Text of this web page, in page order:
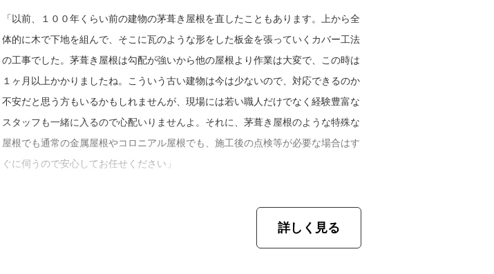
付き屋根材の２パターンで見積りを作成。お客さまが選んだのは後者でした。
「提案の前に、いつも必ずお客さまとしっかりお話します。気になっていることや
心配なこと、どんな屋根にしたいかなど、細かいヒアリングが大事ですね。石粒付
きの屋根材は耐久性もあり、天然の石なので光や熱を反射する力が強く、一般的な
ガルバリウム鋼板よりも熱くなりにくいんです。材料の特徴やメリット・デメリッ
トも必ず丁寧に説明しています」
化が進み、その結果雨漏りの原因になる場合もあるので、剥がれやすくなる築１５
「以前、１００年くらい前の建物の茅葺き屋根を直したこともあります。上から全
体的に木で下地を組んで、そこに瓦のような形をした板金を張っていくカバー工法
の工事でした。茅葺き屋根は勾配が強いから他の屋根より作業は大変で、この時は
１ヶ月以上かかりましたね。こういう古い建物は今は少ないので、対応できるのか
不安だと思う方もいるかもしれませんが、現場には若い職人だけでなく経験豊富な
スタッフも一緒に入るので心配いりませんよ。それに、茅葺き屋根のような特殊な
屋根でも通常の金属屋根やコロニアル屋根でも、施工後の点検等が必要な場合はす
ぐに伺うので安心してお任せください」
屋根の種類を問わず完工後は定期的な点検もあり、近くを通る際には事前にお客さ
まに連絡して様子を見に伺うなどのアフターフォローも行っています。お客さま自
身で何か気になることがあれば、その場合も連絡すればすぐに駆け付けてくれるそ
詳しく見る